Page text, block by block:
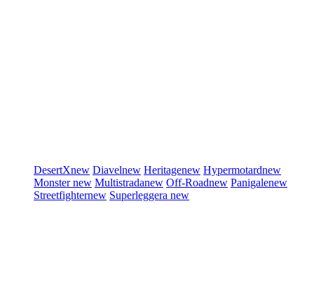
DesertXnew Diavelnew Heritagenew Hypermotardnew
Monsternew Multistradanew Off-Roadnew Panigalenew
Streetfighternew Superleggera new